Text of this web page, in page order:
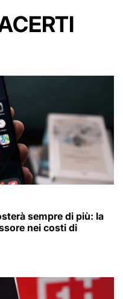
sempre di più: la
nei costi di